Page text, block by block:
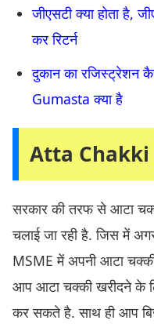
जीएसटी क्या होता है,
कर रिटर्न
दुकान का रजिस्ट्रेशन
Gumasta क्या है
Atta Chakki
सरकार की तरफ से आटा
चलाई जा रही है. जिस में
MSME में अपनी आटा
आप आटा चक्की खरीदने के
कर सकते है. साथ ही आप